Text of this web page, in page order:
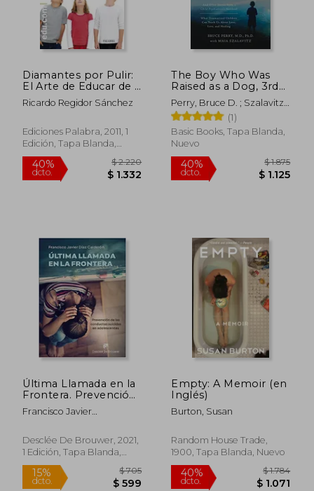
dcto. $ 1.158
15%
dcto.
Diamantes por Pulir:
El Arte de Educar de 7
a 12 Años
Ricardo Regidor Sánchez
Ediciones Palabra, 2011, 1
Edición, Tapa Blanda,
Nuevo
40%
dcto.
$ 2.220
$ 1.332
The Boy Who Was
Raised as a Dog, 3rd
Edition: And Other
Stories from a Child
Psychiatrist's Not--
What Traumatized
Children Can Teach
and Healing (en
Inglés)
Perry, Bruce D. ; Szalavitz,
Maia
(1)
Basic Books, Tapa Blanda,
Nuevo
40%
dcto. $
Última Llamada en la
Frontera. Prevención
de las Conductas
Suicidas en
Francisco Javier
Calder&Oacute;N
Desclée De Brouwer, 2021,
1 Edición, Tapa Blanda,
Nuevo
Empty: A Memoir (en
Inglés)
Burton, Susan
Random House Trade,
1900, Tapa Blanda, Nuevo